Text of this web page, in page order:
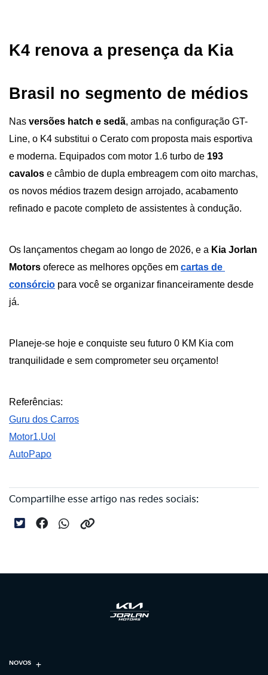
K4 renova a presença da Kia
Brasil no segmento de médios
Nas versões hatch e sedã, ambas na configuração GT-
Line, o K4 substitui o Cerato com proposta mais esportiva
e moderna. Equipados com motor 1.6 turbo de 193
cavalos e câmbio de dupla embreagem com oito marchas,
os novos médios trazem design arrojado, acabamento
refinado e pacote completo de assistentes à condução.
Os lançamentos chegam ao longo de 2026, e a Kia Jorlan
Motors oferece as melhores opções em cartas de
consórcio para você se organizar financeiramente desde
já.
Planeje-se hoje e conquiste seu futuro 0 KM Kia com
tranquilidade e sem comprometer seu orçamento!
Referências:
Guru dos Carros
Motor1.Uol
AutoPapo
Compartilhe esse artigo nas redes sociais:
NOVOS